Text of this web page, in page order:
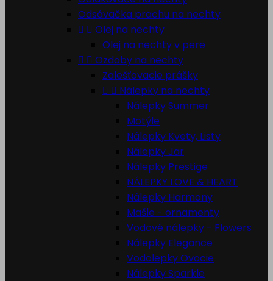
Odsávačka prachu na nechty
  Olej na nechty
Olej na nechty v pere
  Ozdoby na nechty
Zalešťovacie prášky
  Nálepky na nechty
Nálepky Summer
Motýle
Nálepky Kvety, Listy
Nálepky Jar
Nálepky Prestige
NÁLEPKY LOVE & HEART
Nálepky Harmony
Mašle - ornamenty
Vodové nálepky - Flowers
Nálepky Elegance
Vodolepky Ovocie
Nálepky Sparkle